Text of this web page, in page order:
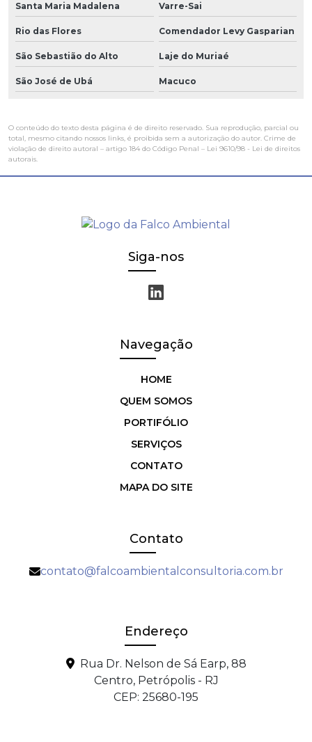
Santa Maria Madalena Varre-Sai
Rio das Flores Comendador Levy Gasparian
São Sebastião do Alto Laje do Muriaé
São José de Ubá Macuco
O conteúdo do texto desta página é de direito reservado. Sua reprodução, parcial ou
total, mesmo citando nossos links, é proibida sem a autorização do autor. Crime de
violação de direito autoral – artigo 184 do Código Penal – Lei 9610/98 - Lei de direitos
autorais.
Siga-nos
Navegação
HOME
QUEM SOMOS
PORTIFÓLIO
SERVIÇOS
CONTATO
MAPA DO SITE
Contato
contato@falcoambientalconsultoria.com.br
Endereço
Rua Dr. Nelson de Sá Earp, 88
Centro, Petrópolis - RJ
CEP: 25680-195